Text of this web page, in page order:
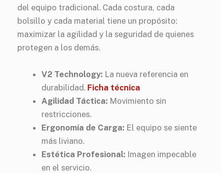
del equipo tradicional. Cada costura, cada
bolsillo y cada material tiene un propósito:
maximizar la agilidad y la seguridad de quienes
protegen a los demás.
V2 Technology: La nueva referencia en
durabilidad. Ficha técnica
Agilidad Táctica: Movimiento sin
restricciones.
Ergonomía de Carga: El equipo se siente
más liviano.
Estética Profesional: Imagen impecable
en el servicio.